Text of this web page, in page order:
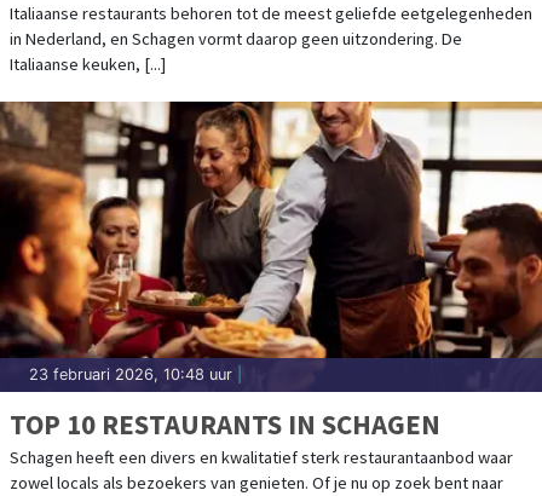
Italiaanse restaurants behoren tot de meest geliefde eetgelegenheden
in Nederland, en Schagen vormt daarop geen uitzondering. De
Italiaanse keuken, [...]
23 februari 2026, 10:48 uur
TOP 10 RESTAURANTS IN SCHAGEN
Schagen heeft een divers en kwalitatief sterk restaurantaanbod waar
zowel locals als bezoekers van genieten. Of je nu op zoek bent naar